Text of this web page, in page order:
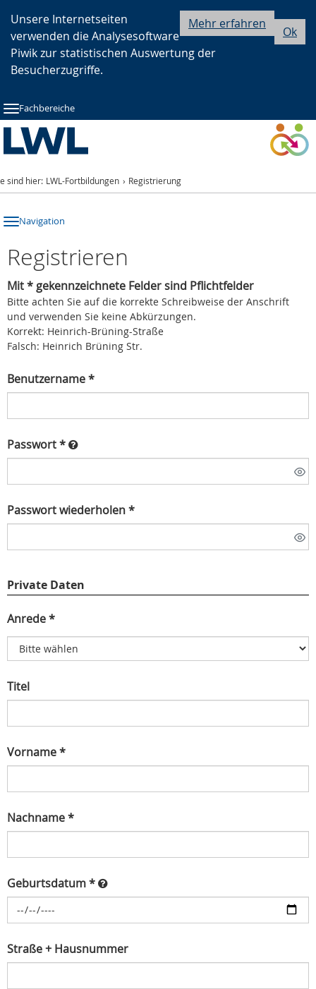
Hauptnavigation
Seitennavigation
Inhalt
Ok
Mehr erfahren
Unsere Internetseiten
verwenden die Analysesoftware
Piwik zur statistischen Auswertung der
Besucherzugriffe.
Fachbereiche
sind hier: LWL-Fortbildungen Registrierung
Navigation
Registrieren
Mit * gekennzeichnete Felder sind Pflichtfelder
Bitte achten Sie auf die korrekte Schreibweise der Anschrift
und verwenden Sie keine Abkürzungen.
Korrekt: Heinrich-Brüning-Straße
Falsch: Heinrich Brüning Str.
Benutzername *
Passwort *
Passwort wiederholen *
Private Daten
Anrede *
Titel
Vorname *
Nachname *
Geburtsdatum *
Straße + Hausnummer